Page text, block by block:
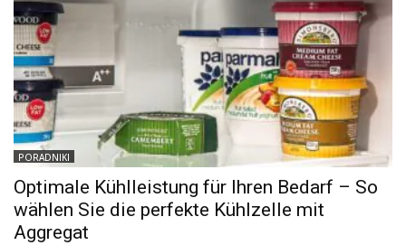
PORADNIKI
Optimale Kühlleistung für Ihren Bedarf – So
wählen Sie die perfekte Kühlzelle mit
Aggregat